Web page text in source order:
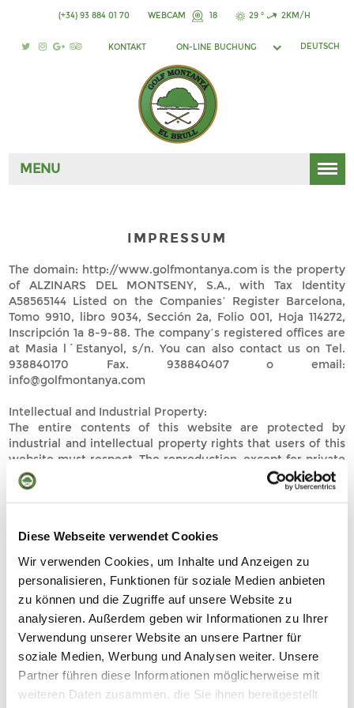
Diese Webseite verwendet Cookies
Wir verwenden Cookies, um Inhalte und Anzeigen zu
personalisieren, Funktionen für soziale Medien anbieten
zu können und die Zugriffe auf unsere Website zu
analysieren. Außerdem geben wir Informationen zu Ihrer
Verwendung unserer Website an unsere Partner für
soziale Medien, Werbung und Analysen weiter. Unsere
Partner führen diese Informationen möglicherweise mit
weiteren Daten zusammen, die Sie ihnen bereitgestellt
(+34) 93 884 01 70 WEBCAM 18 29 ° 2KM/H
KONTAKT ON-LINE BUCHUNG DEUTSCH
MENU
IMPRESSUM
The domain: http://www.golfmontanya.com is the property
of ALZINARS DEL MONTSENY, S.A., with Tax Identity
A58565144 Listed on the Companies’ Register Barcelona,
Tomo 9910, libro 9034, Sección 2a, Folio 001, Hoja 114272,
Inscripción 1a 8-9-88. The company’s registered offices are
at Masia l´Estanyol, s/n. You can also contact us on Tel.
938840170 Fax. 938840407 o email:
info@golfmontanya.com
Intellectual and Industrial Property:
The entire contents of this website are protected by
industrial and intellectual property rights that users of this
website must respect. The reproduction, except for private
use, communication or distribution of the materials
included in this site is forbidden without the written
authorisation of ALZINARS DEL MONTSENY, S.A.
Liability for Links:
ALZINARS DEL MONTSENY, S.A. includes a series of links in
its website to the sites of its customers and suppliers,
which are provided merely as advertising for the work they
provide. ALZINARS DEL MONTSENY, S.A. is not liable for
the commercial information contained in these sites or for
any of the services or practices linking or relating it to the
linked websites.
Data Protection:
According to that established in the Personal Data